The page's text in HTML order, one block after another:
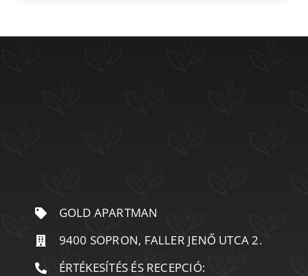
GOLD APARTMAN
9400 SOPRON, FALLER JENŐ UTCA 2.
ÉRTÉKESÍTÉS ÉS RECEPCIÓ: